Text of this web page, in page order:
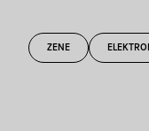
ZENE